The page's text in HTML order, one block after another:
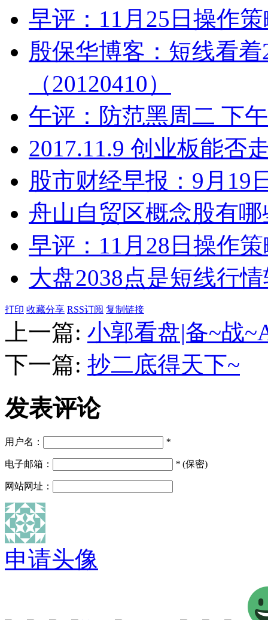
早评：11月25日操作
殷保华博客：短线看
（20120410）
午评：防范黑周二 下
2017.11.9 创业板能否
股市财经早报：9月19
舟山自贸区概念股有哪
早评：11月28日操作
大盘2038点是短线行
打印 收藏分享 RSS订阅 复制链接
上一篇: 小郭看盘|备~战
下一篇: 抄二底得天下~
发表评论
用户名： *
电子邮箱： * (保密)
网站网址：
申请头像